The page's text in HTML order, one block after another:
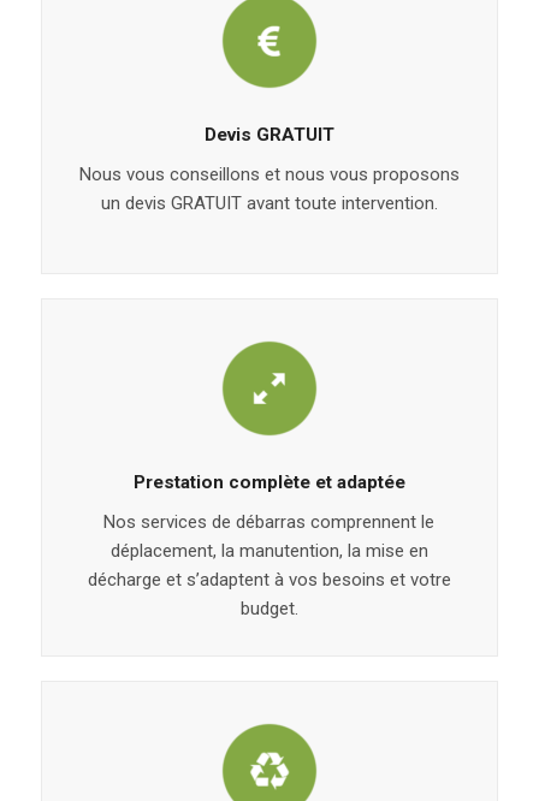
Devis GRATUIT
Nous vous conseillons et nous vous proposons
un devis GRATUIT avant toute intervention.
Prestation complète et adaptée
Nos services de débarras comprennent le
déplacement, la manutention, la mise en
décharge et s’adaptent à vos besoins et votre
budget.